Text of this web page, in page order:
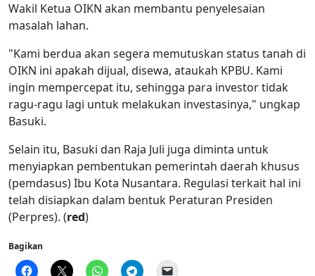
Wakil Ketua OIKN akan membantu penyelesaian
masalah lahan.
"Kami berdua akan segera memutuskan status tanah di
OIKN ini apakah dijual, disewa, ataukah KPBU. Kami
ingin mempercepat itu, sehingga para investor tidak
ragu-ragu lagi untuk melakukan investasinya," ungkap
Basuki.
Selain itu, Basuki dan Raja Juli juga diminta untuk
menyiapkan pembentukan pemerintah daerah khusus
(pemdasus) Ibu Kota Nusantara. Regulasi terkait hal ini
telah disiapkan dalam bentuk Peraturan Presiden
(Perpres). (red)
Bagikan